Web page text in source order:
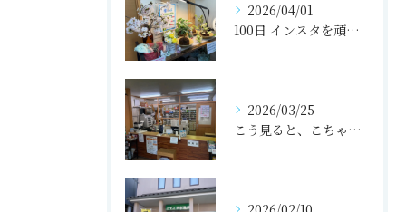
2026/04/01
100日 インスタを頑張る薬局〈52日目〉
2026/03/25
こう見ると、こちゃこちゃしてるなぁと思いますが